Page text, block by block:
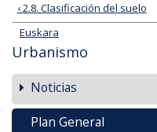
‹ 2.8. Clasificación del suelo
Euskara
Urbanismo
Noticias
Plan General